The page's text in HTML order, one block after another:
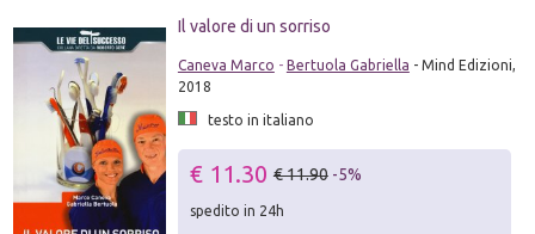
Il valore di un sorriso
Caneva Marco - Bertuola Gabriella - Mind Edizioni,
2018
testo in italiano
€ 11.30 € 11.90 -5%
spedito in 24h